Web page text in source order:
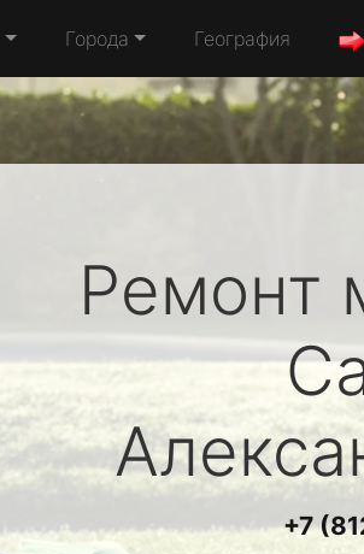
Города География
Ремонт
+7